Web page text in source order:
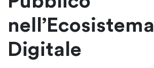
nell’Ecosistema
Digitale